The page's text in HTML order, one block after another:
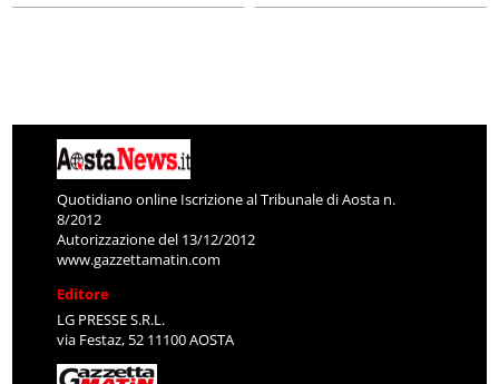
Quotidiano online Iscrizione al Tribunale di Aosta n.
8/2012
Autorizzazione del 13/12/2012
www.gazzettamatin.com
Editore
LG PRESSE S.R.L.
via Festaz, 52 11100 AOSTA